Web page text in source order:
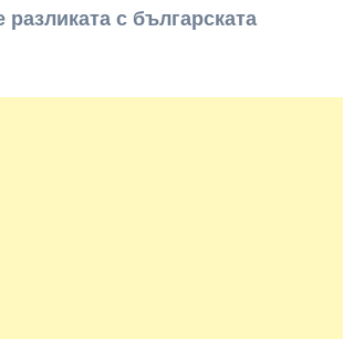
с българската